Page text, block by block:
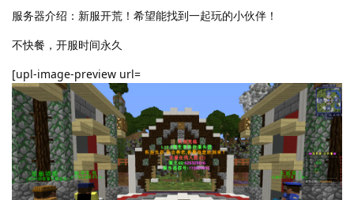
服务器介绍：新服开荒！希望能找到一起玩的小伙伴！
不快餐，开服时间永久
[upl-image-preview url=